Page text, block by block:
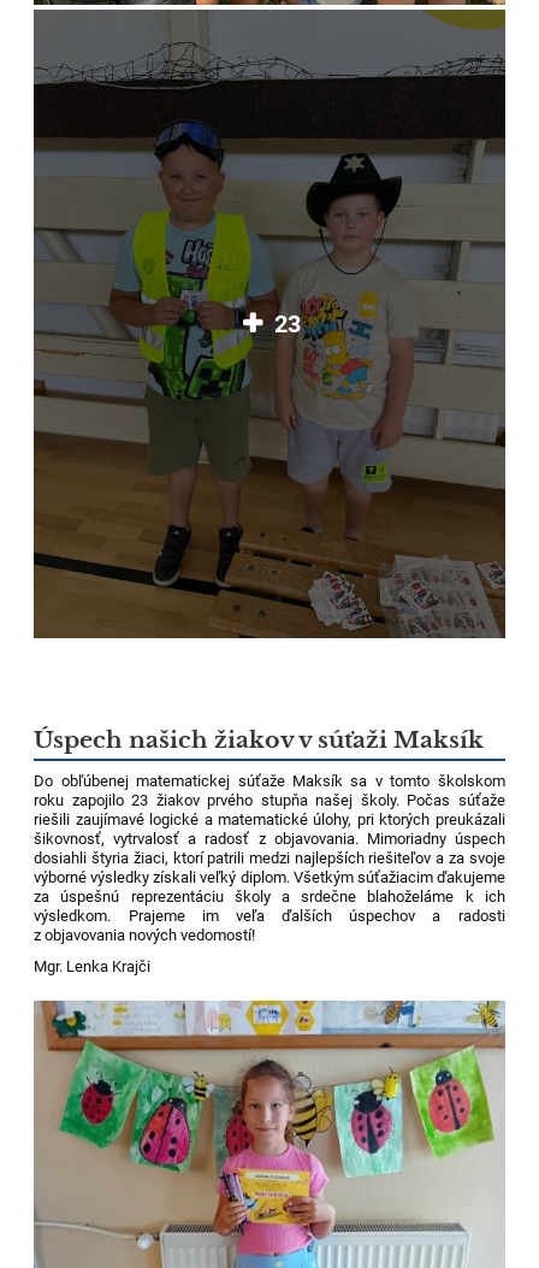
23
Úspech našich žiakov v súťaži Maksík
Do obľúbenej matematickej súťaže Maksík sa v tomto školskom
roku zapojilo 23 žiakov prvého stupňa našej školy. Počas súťaže
riešili zaujímavé logické a matematické úlohy, pri ktorých preukázali
šikovnosť, vytrvalosť a radosť z objavovania. Mimoriadny úspech
dosiahli štyria žiaci, ktorí patrili medzi najlepších riešiteľov a za svoje
výborné výsledky získali veľký diplom. Všetkým súťažiacim ďakujeme
za úspešnú reprezentáciu školy a srdečne blahoželáme k ich
výsledkom. Prajeme im veľa ďalších úspechov a radosti
z objavovania nových vedomostí!
Mgr. Lenka Krajči